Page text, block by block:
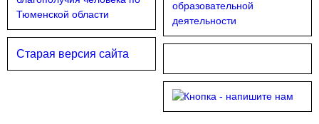
Старая версия сайта
образовательной
деятельности